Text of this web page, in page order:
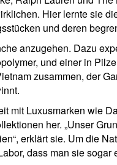
Hier lernte sie
und deren
anzugehen. Dazu
und einer in
zusammen, der
mit Luxusmarken wie
her. „Unser
erklärt sie. Um die
dass man sie sogar